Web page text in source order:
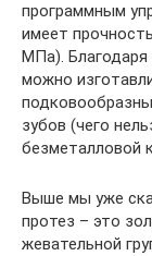
программным
имеет
МПа).
можно
зубов (чего
безметалловой
Выше мы уже
протез – это
жевательной